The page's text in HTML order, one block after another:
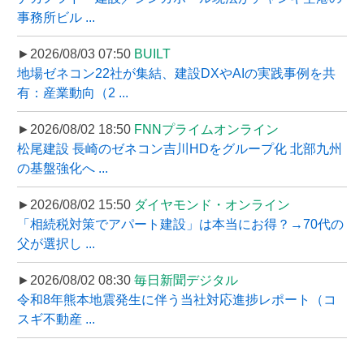
事務所ビル ...
►2026/08/03 07:50 BUILT
地場ゼネコン22社が集結、建設DXやAIの実践事例を共
有：産業動向（2 ...
►2026/08/02 18:50 FNNプライムオンライン
松尾建設 長崎のゼネコン吉川HDをグループ化 北部九州
の基盤強化へ ...
►2026/08/02 15:50 ダイヤモンド・オンライン
「相続税対策でアパート建設」は本当にお得？→70代の
父が選択し ...
►2026/08/02 08:30 毎日新聞デジタル
令和8年熊本地震発生に伴う当社対応進捗レポート（コ
スギ不動産 ...